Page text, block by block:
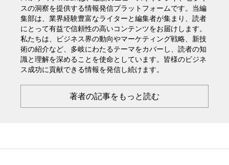
スの洞察を提供する情報発信プラットフォームです。当編
集部は、業界経験豊富なライターと編集者が集まり、読者
にとって有益で信頼性の高いコンテンツをお届けします。
私たちは、ビジネス界の動向やマーケティング戦略、新技
術の紹介など、多岐にわたるテーマをカバーし、読者の知
識と理解を深めることを使命としています。皆様のビジネ
ス成功に貢献できる情報を発信し続けます。
著者の記事をもっと読む